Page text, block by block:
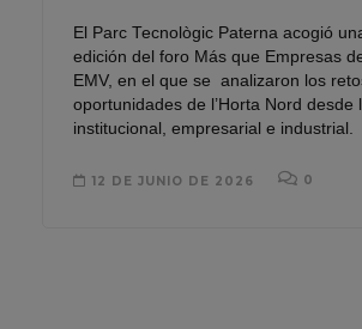
El Parc Tecnològic Paterna acogió
edición del foro Más que Empresas
EMV, en el que se analizaron los
oportunidades de l’Horta Nord desde
institucional, empresarial e industrial.
12 DE JUNIO DE 2026 0